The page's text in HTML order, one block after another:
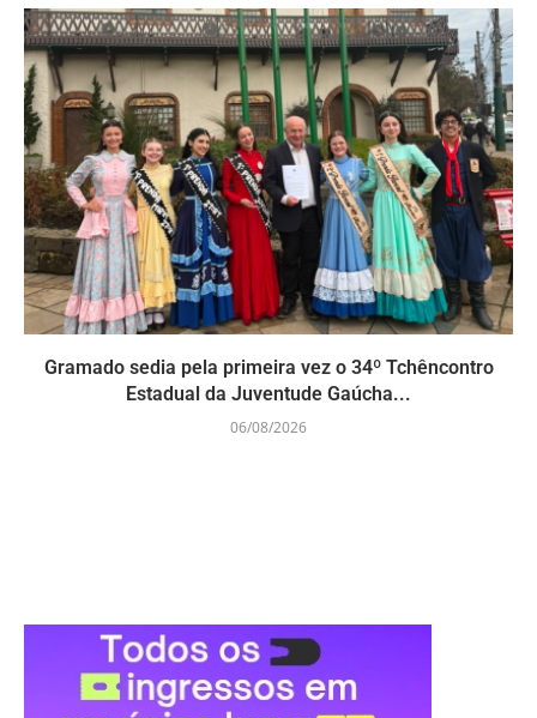
Gramado sedia pela primeira vez o 34º Tchêncontro
Estadual da Juventude Gaúcha...
06/08/2026